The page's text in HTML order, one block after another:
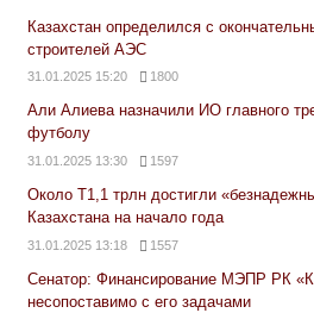
Казахстан определился с
строителей АЭС
31.01.2025 15:20 1800
Али Алиева назначили ИО главного
футболу
31.01.2025 13:30 1597
Около Т1,1 трлн достигли
Казахстана на начало года
31.01.2025 13:18 1557
Сенатор: Финансирование МЭПР РК
несопоставимо с его задачами